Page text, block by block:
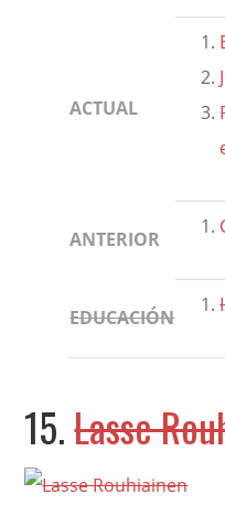
ACTUAL
ANTERIOR
EDUCACIÓN
15.Lasse